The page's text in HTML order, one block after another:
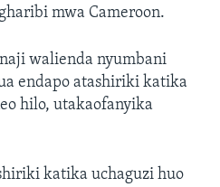
mwa Cameroon.
walienda nyumbani
endapo atashiriki katika
hilo, utakaofanyika
katika uchaguzi huo